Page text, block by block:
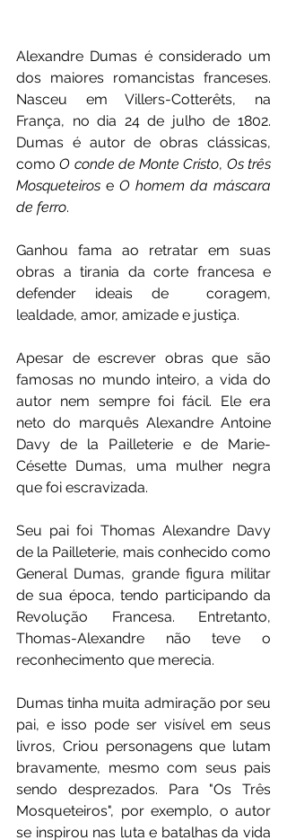
Alexandre Dumas é considerado um
dos maiores romancistas franceses.
Nasceu em Villers-Cotterêts, na
França, no dia 24 de julho de 1802.
Dumas é autor de obras clássicas,
como O conde de Monte Cristo, Os três
Mosqueteiros e O homem da máscara
de ferro.
Ganhou fama ao retratar em suas
obras a tirania da corte francesa e
defender ideais de  coragem,
lealdade, amor, amizade e justiça.
Apesar de escrever obras que são
famosas no mundo inteiro, a vida do
autor nem sempre foi fácil. Ele era
neto do marquês Alexandre Antoine
Davy de la Pailleterie e de Marie-
Césette Dumas, uma mulher negra
que foi escravizada.
Seu pai foi Thomas Alexandre Davy
de la Pailleterie, mais conhecido como
General Dumas, grande figura militar
de sua época, tendo participando da
Revolução Francesa. Entretanto,
Thomas-Alexandre não teve o
reconhecimento que merecia.
Dumas tinha muita admiração por seu
pai, e isso pode ser visível em seus
livros, Criou personagens que lutam
bravamente, mesmo com seus pais
sendo desprezados. Para "Os Três
Mosqueteiros", por exemplo, o autor
se inspirou nas luta e batalhas da vida